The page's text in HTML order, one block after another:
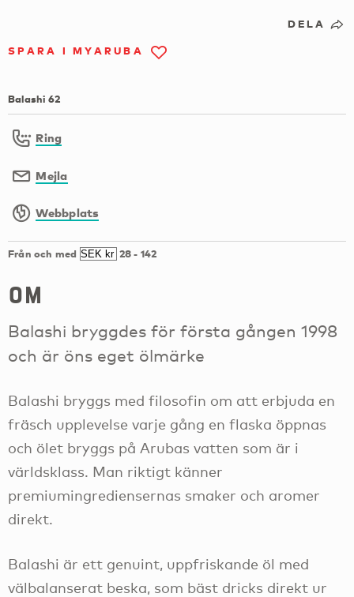
DELA
SPARA I MYARUBA
Balashi 62
Ring
Mejla
Webbplats
Från och med 28- 142
om
Balashi bryggdes för första gången 1998
och är öns eget ölmärke
Balashi bryggs med filosofin om att erbjuda en
fräsch upplevelse varje gång en flaska öppnas
och ölet bryggs på Arubas vatten som är i
världsklass. Man riktigt känner
premiumingrediensernas smaker och aromer
direkt.
Balashi är ett genuint, uppfriskande öl med
välbalanserat beska, som bäst dricks direkt ur